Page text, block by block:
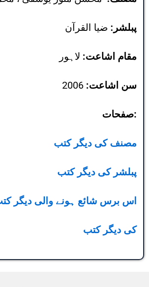
پبلشر: ضیا القرآن
مقام اشاعت: لاہور
سن اشاعت:
صفحات:
مصنف کی دیگر کتب
پبلشر کی دیگر کتب
اس برس شائع ہونے والی دیگر
کی دیگر کتب